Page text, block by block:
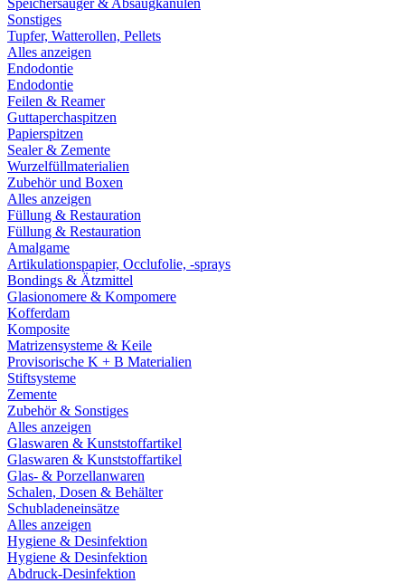
Speichersauger & Absaugkanülen
Sonstiges
Tupfer, Watterollen, Pellets
Alles anzeigen
Endodontie
Endodontie
Feilen & Reamer
Guttaperchaspitzen
Papierspitzen
Sealer & Zemente
Wurzelfüllmaterialien
Zubehör und Boxen
Alles anzeigen
Füllung & Restauration
Füllung & Restauration
Amalgame
Artikulationspapier, Occlufolie, -sprays
Bondings & Ätzmittel
Glasionomere & Kompomere
Kofferdam
Komposite
Matrizensysteme & Keile
Provisorische K + B Materialien
Stiftsysteme
Zemente
Zubehör & Sonstiges
Alles anzeigen
Glaswaren & Kunststoffartikel
Glaswaren & Kunststoffartikel
Glas- & Porzellanwaren
Schalen, Dosen & Behälter
Schubladeneinsätze
Alles anzeigen
Hygiene & Desinfektion
Hygiene & Desinfektion
Abdruck-Desinfektion